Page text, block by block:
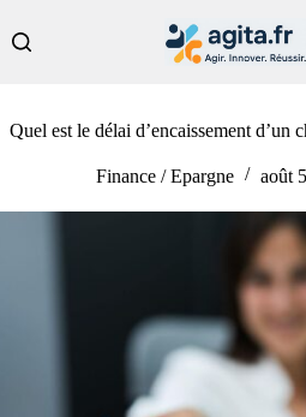
au
contenu
Quel est le délai d’encaissement d’un
Finance / Epargne août